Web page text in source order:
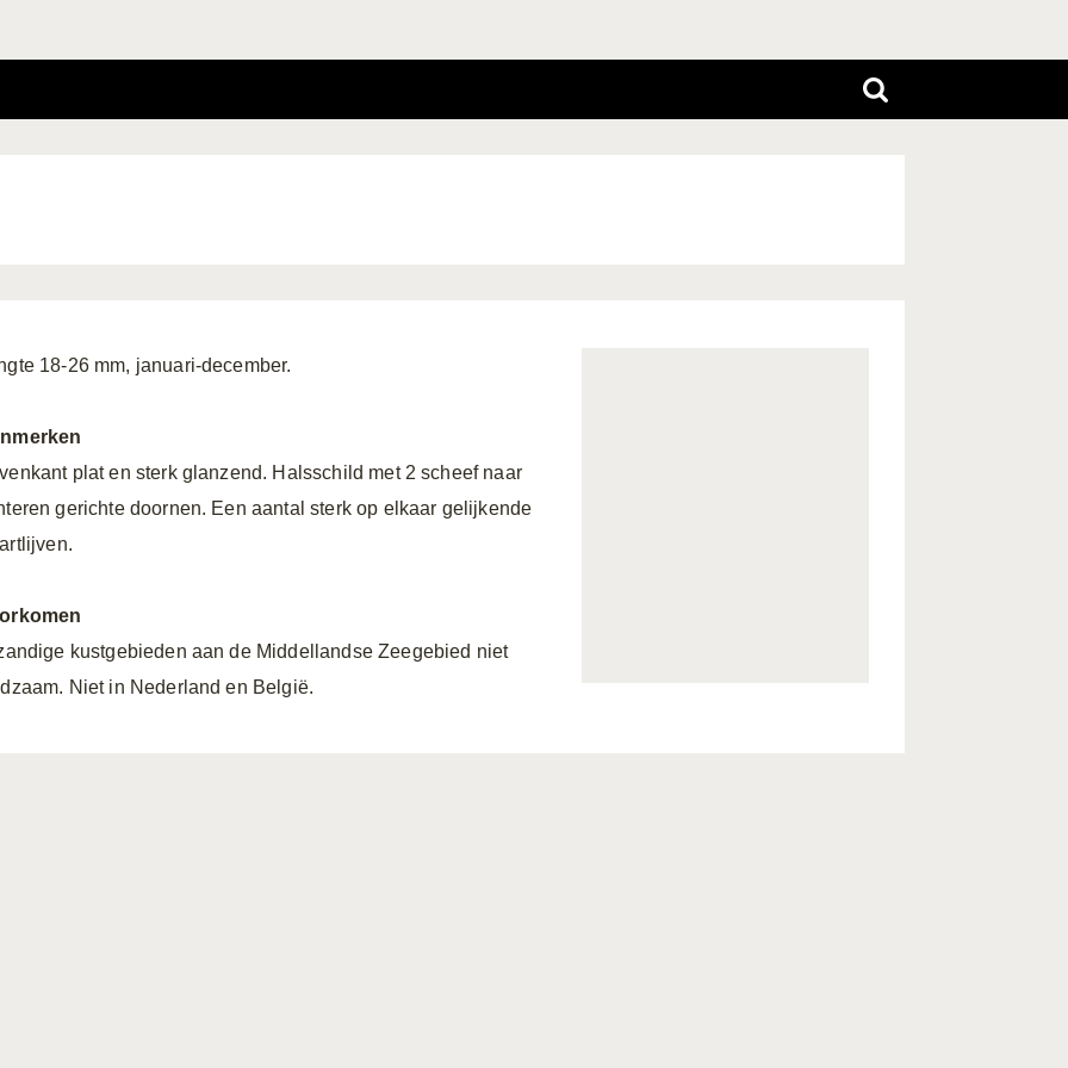
18-26 mm, januari-december.
plat en sterk glanzend. Halsschild met 2 scheef naar
gerichte doornen. Een aantal sterk op elkaar gelijkende
kustgebieden aan de Middellandse Zeegebied niet
Niet in Nederland en België.